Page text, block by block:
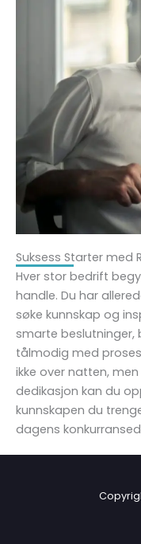
Suksess Starter med
Hver stor bedrift
handle. Du har
søke kunnskap og
smarte
tålmodig med
ikke over natten,
dedikasjon kan du
kunnskapen du
dagens